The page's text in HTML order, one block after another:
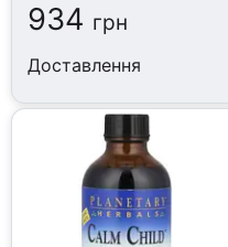
934 грн
Доставлення